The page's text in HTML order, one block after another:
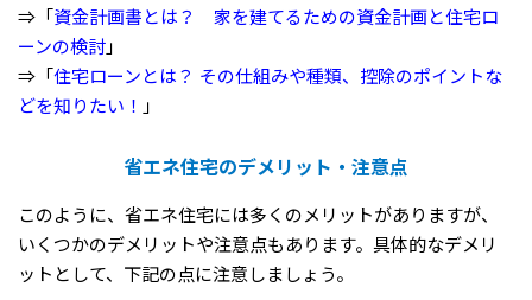
⇒「 資金計画書とは？ 家を建てるための資金計画と住宅ロ
ーンの検討 」
⇒「 住宅ローンとは？ その仕組みや種類、控除のポイントな
どを知りたい！ 」
省エネ住宅のデメリット・注意点
このように、省エネ住宅には多くのメリットがありますが、
いくつかのデメリットや注意点もあります。具体的なデメリ
ットとして、下記の点に注意しましょう。